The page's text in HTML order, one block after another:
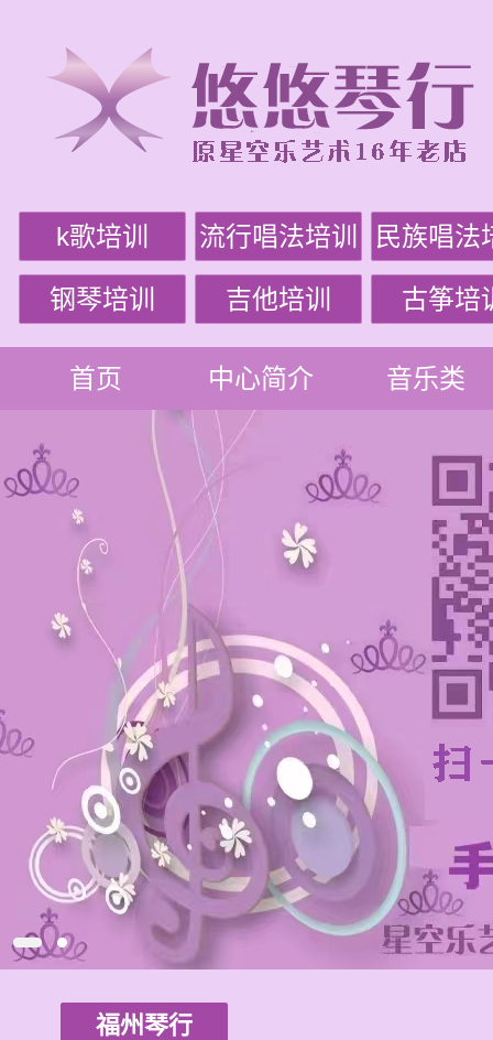
k歌培训 流行唱法培训 民族唱法
钢琴培训 吉他培训 古筝培
首页 中心简介 音乐类
福州琴行